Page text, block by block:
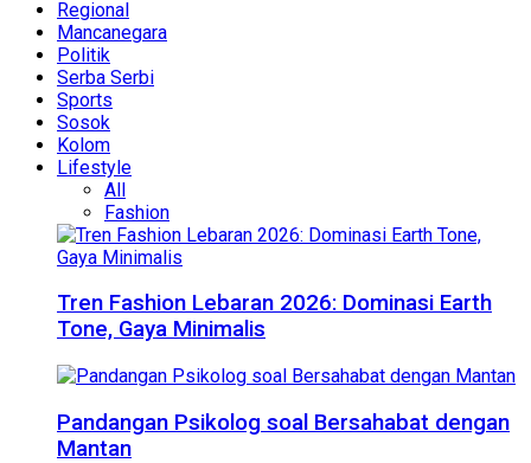
Regional
Mancanegara
Politik
Serba Serbi
Sports
Sosok
Kolom
Lifestyle
All
Fashion
Tren Fashion Lebaran 2026: Dominasi Earth
Tone, Gaya Minimalis
Pandangan Psikolog soal Bersahabat dengan
Mantan